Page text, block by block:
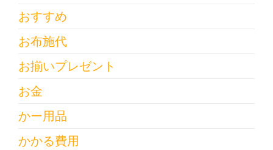
おすすめ
お布施代
お揃いプレゼント
お金
かー用品
かかる費用